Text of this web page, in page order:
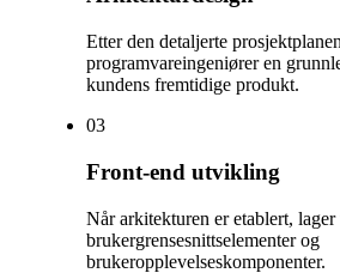
Etter den detaljerte
programvareingeniører en
kundens fremtidige produkt.
03
Front-end utvikling
Når arkitekturen er etablert,
brukergrensesnittselementer og
brukeropplevelseskomponenter.